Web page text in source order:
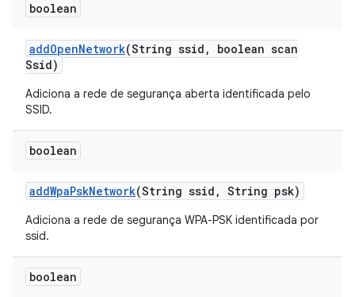
boolean
addOpenNetwork(String ssid ,
boolean scan
Ssid)
Adiciona a rede de segurança aberta identificada pelo
SSID.
boolean
addWpaPskNetwork(String ssid , String psk)
Adiciona a rede de segurança WPA-PSK identificada por
ssid.
boolean